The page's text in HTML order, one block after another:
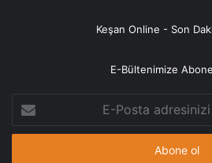
Keşan Online - Son
E-Bültenimize
Posta
adresinizi